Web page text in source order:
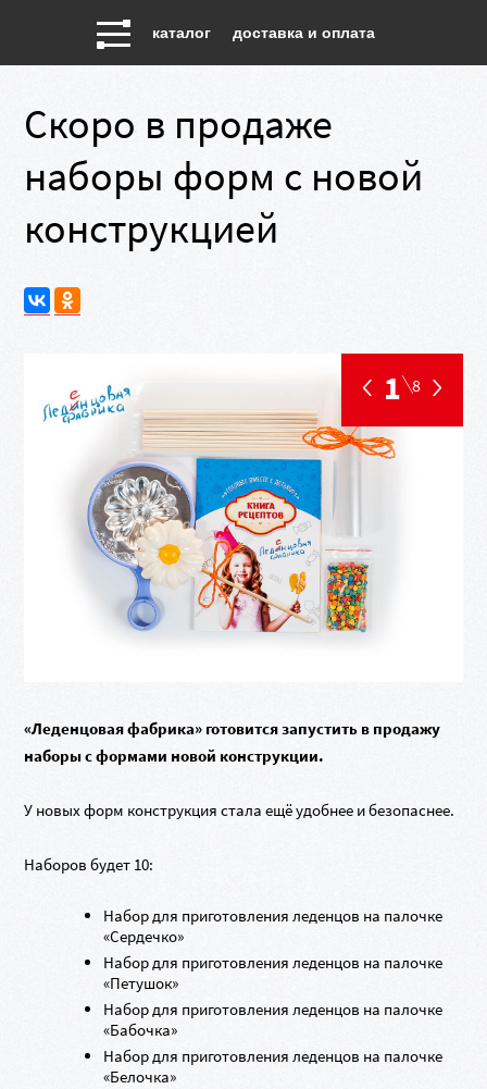
каталог доставка и оплата
Скоро в продаже
наборы форм с новой
конструкцией
1 8
«Леденцовая фабрика» готовится запустить в продажу
наборы с формами новой конструкции.
У новых форм конструкция стала ещё удобнее и безопаснее.
Наборов будет 10:
Набор для приготовления леденцов на палочке
«Сердечко»
Набор для приготовления леденцов на палочке
«Петушок»
Набор для приготовления леденцов на палочке
«Бабочка»
Набор для приготовления леденцов на палочке
«Белочка»